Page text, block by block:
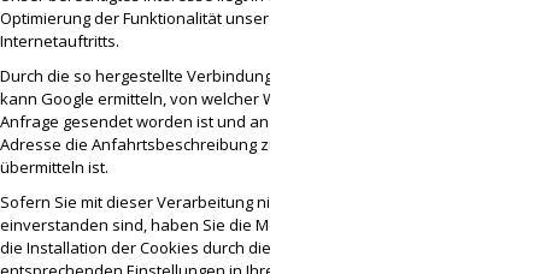
Optimierung der Funktionalität unseres
Internetauftritts.
Durch die so hergestellte Verbindung zu Google
kann Google ermitteln, von welcher Website Ihre
Anfrage gesendet worden ist und an welche IP-
Adresse die Anfahrtsbeschreibung zu
übermitteln ist.
Sofern Sie mit dieser Verarbeitung nicht
einverstanden sind, haben Sie die Möglichkeit,
die Installation der Cookies durch die